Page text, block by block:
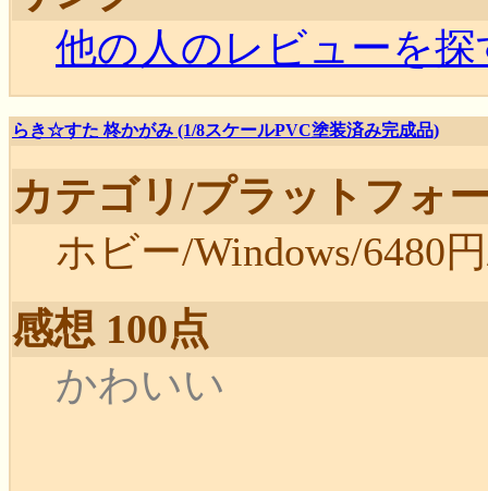
他の人のレビューを探
らき☆すた 柊かがみ (1/8スケールPVC塗装済み完成品)
カテゴリ/プラットフォ
ホビー/Windows/6480
感想 100点
か